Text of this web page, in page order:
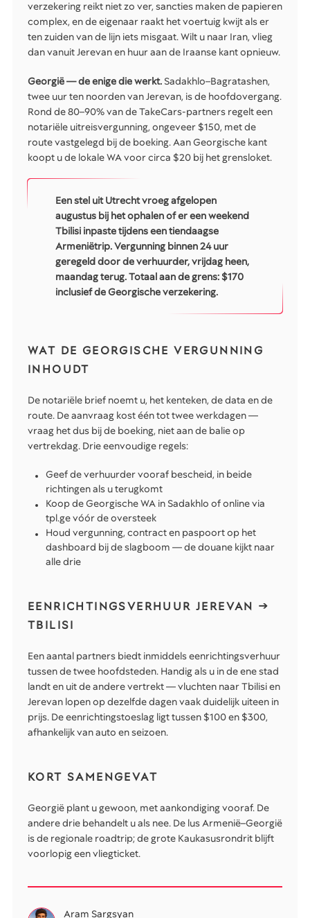
verzekering reikt niet zo ver, sancties maken de papieren
complex, en de eigenaar raakt het voertuig kwijt als er
ten zuiden van de lijn iets misgaat. Wilt u naar Iran, vlieg
dan vanuit Jerevan en huur aan de Iraanse kant opnieuw.
Georgië — de enige die werkt. Sadakhlo–Bagratashen,
twee uur ten noorden van Jerevan, is de hoofdovergang.
Rond de 80–90% van de TakeCars-partners regelt een
notariële uitreisvergunning, ongeveer $150, met de
route vastgelegd bij de boeking. Aan Georgische kant
koopt u de lokale WA voor circa $20 bij het grensloket.
Een stel uit Utrecht vroeg afgelopen
augustus bij het ophalen of er een weekend
Tbilisi inpaste tijdens een tiendaagse
Armeniëtrip. Vergunning binnen 24 uur
geregeld door de verhuurder, vrijdag heen,
maandag terug. Totaal aan de grens: $170
inclusief de Georgische verzekering.
WAT DE GEORGISCHE VERGUNNING
INHOUDT
De notariële brief noemt u, het kenteken, de data en de
route. De aanvraag kost één tot twee werkdagen —
vraag het dus bij de boeking, niet aan de balie op
vertrekdag. Drie eenvoudige regels:
Geef de verhuurder vooraf bescheid, in beide
richtingen als u terugkomt
Koop de Georgische WA in Sadakhlo of online via
tpl.ge vóór de oversteek
Houd vergunning, contract en paspoort op het
dashboard bij de slagboom — de douane kijkt naar
alle drie
EENRICHTINGSVERHUUR JEREVAN →
TBILISI
Een aantal partners biedt inmiddels eenrichtingsverhuur
tussen de twee hoofdsteden. Handig als u in de ene stad
landt en uit de andere vertrekt — vluchten naar Tbilisi en
Jerevan lopen op dezelfde dagen vaak duidelijk uiteen in
prijs. De eenrichtingstoeslag ligt tussen $100 en $300,
afhankelijk van auto en seizoen.
KORT SAMENGEVAT
Georgië plant u gewoon, met aankondiging vooraf. De
andere drie behandelt u als nee. De lus Armenië–Georgië
is de regionale roadtrip; de grote Kaukasusrondrit blijft
voorlopig een vliegticket.
Aram Sargsyan